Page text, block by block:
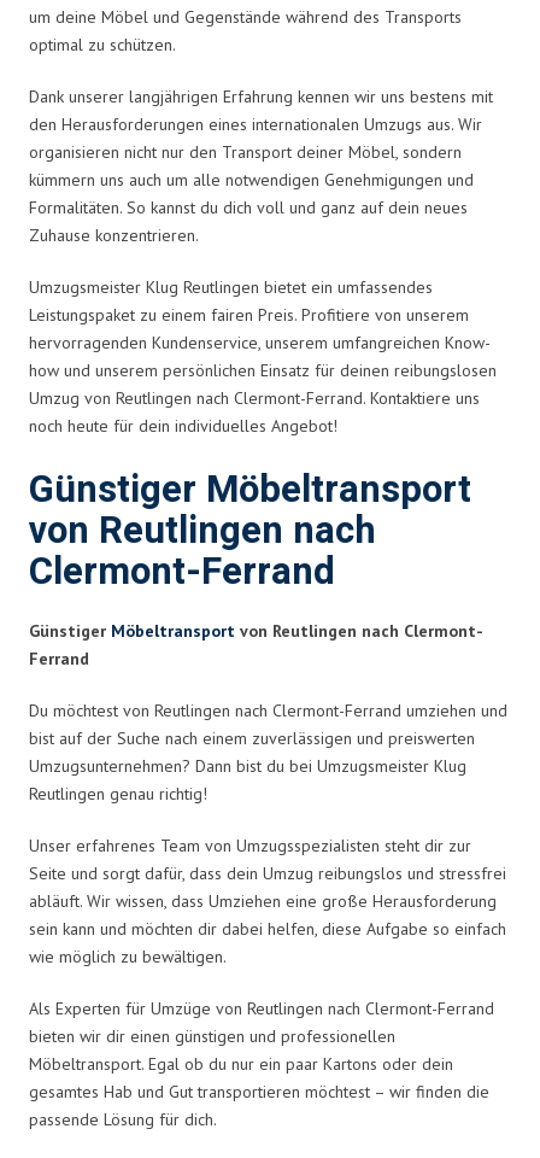
um deine Möbel und Gegenstände während des Transports
optimal zu schützen.
Dank unserer langjährigen Erfahrung kennen wir uns bestens mit
den Herausforderungen eines internationalen Umzugs aus. Wir
organisieren nicht nur den Transport deiner Möbel, sondern
kümmern uns auch um alle notwendigen Genehmigungen und
Formalitäten. So kannst du dich voll und ganz auf dein neues
Zuhause konzentrieren.
Umzugsmeister Klug Reutlingen bietet ein umfassendes
Leistungspaket zu einem fairen Preis. Profitiere von unserem
hervorragenden Kundenservice, unserem umfangreichen Know-
how und unserem persönlichen Einsatz für deinen reibungslosen
Umzug von Reutlingen nach Clermont-Ferrand. Kontaktiere uns
noch heute für dein individuelles Angebot!
Günstiger Möbeltransport
von Reutlingen nach
Clermont-Ferrand
Günstiger Möbeltransport von Reutlingen nach Clermont-
Ferrand
Du möchtest von Reutlingen nach Clermont-Ferrand umziehen und
bist auf der Suche nach einem zuverlässigen und preiswerten
Umzugsunternehmen? Dann bist du bei Umzugsmeister Klug
Reutlingen genau richtig!
Unser erfahrenes Team von Umzugsspezialisten steht dir zur
Seite und sorgt dafür, dass dein Umzug reibungslos und stressfrei
abläuft. Wir wissen, dass Umziehen eine große Herausforderung
sein kann und möchten dir dabei helfen, diese Aufgabe so einfach
wie möglich zu bewältigen.
Als Experten für Umzüge von Reutlingen nach Clermont-Ferrand
bieten wir dir einen günstigen und professionellen
Möbeltransport. Egal ob du nur ein paar Kartons oder dein
gesamtes Hab und Gut transportieren möchtest – wir finden die
passende Lösung für dich.